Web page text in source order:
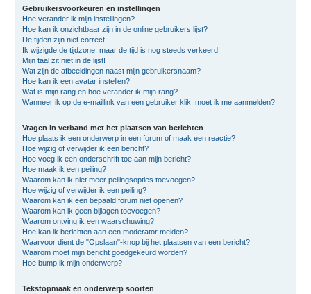
Gebruikersvoorkeuren en instellingen
Hoe verander ik mijn instellingen?
Hoe kan ik onzichtbaar zijn in de online gebruikers lijst?
De tijden zijn niet correct!
Ik wijzigde de tijdzone, maar de tijd is nog steeds verkeerd!
Mijn taal zit niet in de lijst!
Wat zijn de afbeeldingen naast mijn gebruikersnaam?
Hoe kan ik een avatar instellen?
Wat is mijn rang en hoe verander ik mijn rang?
Wanneer ik op de e-maillink van een gebruiker klik, moet ik me aanmelden?
Vragen in verband met het plaatsen van berichten
Hoe plaats ik een onderwerp in een forum of maak een reactie?
Hoe wijzig of verwijder ik een bericht?
Hoe voeg ik een onderschrift toe aan mijn bericht?
Hoe maak ik een peiling?
Waarom kan ik niet meer peilingsopties toevoegen?
Hoe wijzig of verwijder ik een peiling?
Waarom kan ik een bepaald forum niet openen?
Waarom kan ik geen bijlagen toevoegen?
Waarom ontving ik een waarschuwing?
Hoe kan ik berichten aan een moderator melden?
Waarvoor dient de "Opslaan"-knop bij het plaatsen van een bericht?
Waarom moet mijn bericht goedgekeurd worden?
Hoe bump ik mijn onderwerp?
Tekstopmaak en onderwerp soorten